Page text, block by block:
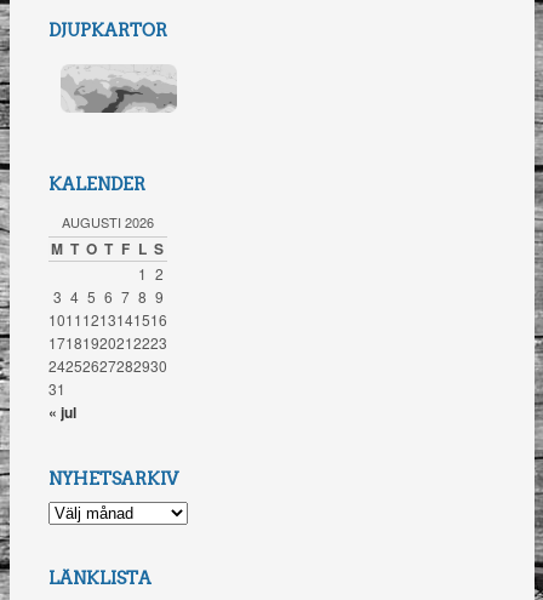
DJUPKARTOR
KALENDER
AUGUSTI 2026
M T O T F L S
1 2
3 4 5 6 7 8 9
10111213141516
17181920212223
24252627282930
31
« jul
NYHETSARKIV
NYHETSARKIV
LÄNKLISTA